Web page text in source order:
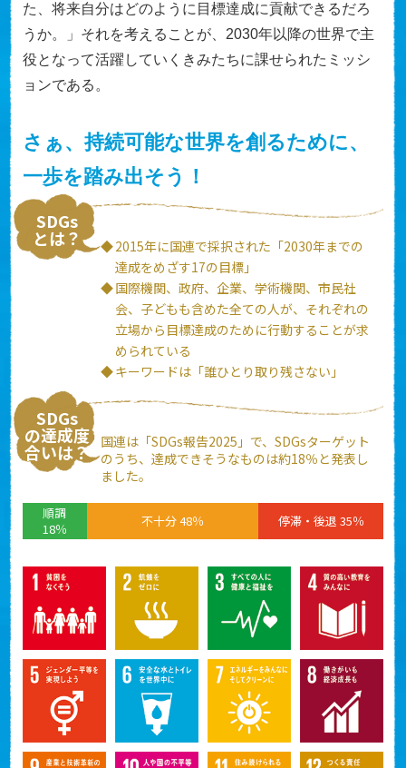
た、将来自分はどのように目標達成に貢献できるだろ
うか。」それを考えることが、2030年以降の世界で主
役となって活躍していくきみたちに課せられたミッシ
ョンである。
さぁ、持続可能な世界を創るために、
一歩を踏み出そう！
SDGs
とは？
2015年に国連で採択された「2030年までの
達成をめざす17の目標」
国際機関、政府、企業、学術機関、市民社
会、子どもも含めた全ての人が、それぞれの
立場から目標達成のために行動することが求
められている
キーワードは「誰ひとり取り残さない」
SDGs
の達成度
合いは？ 国連は「SDGs報告2025」で、SDGsターゲット
のうち、達成できそうなものは約18％と発表し
ました。
順調
18％
不十分 48％ 停滞・後退 35％